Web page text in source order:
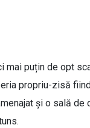
mai puțin de opt
propriu-zisă
și o sală de